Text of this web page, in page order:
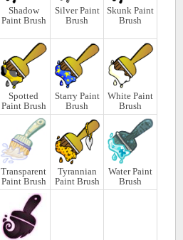
Shadow
Paint Brush
Silver Paint
Brush
Skunk Paint
Brush
Spotted
Paint Brush
Starry Paint
Brush
White Paint
Brush
Transparent
Paint Brush
Tyrannian
Paint Brush
Water Paint
Brush